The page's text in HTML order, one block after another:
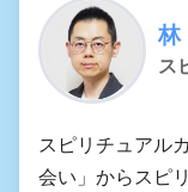
林
ス
スピリチュアル
会い」からスピ